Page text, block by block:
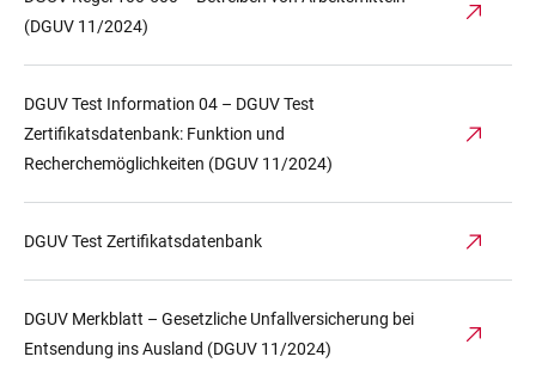
(DGUV 11/2024)
DGUV Test Information 04 – DGUV Test
Zertifikatsdatenbank: Funktion und
Recherchemöglichkeiten (DGUV 11/2024)
DGUV Test Zertifikatsdatenbank
DGUV Merkblatt – Gesetzliche Unfallversicherung bei
Entsendung ins Ausland (DGUV 11/2024)